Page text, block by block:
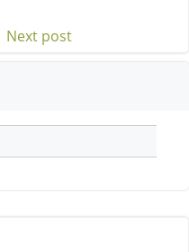
Post
Next post